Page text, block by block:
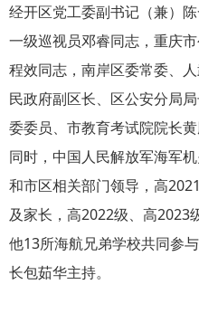
经开区党工委副书记（兼）
一级巡视员邓睿同志，重庆
程效同志，南岸区委常委、
民政府副区长、区公安分局
委委员、市教育考试院院长黄
同时，中国人民解放军海军
和市区相关部门领导，高
及家长，高2022级、高2023
他13所海航兄弟学校共同参
长包茹华主持。